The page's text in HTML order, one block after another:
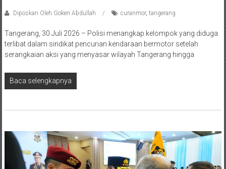
Diposkan Oleh:Goken Abdullah curanmor, tangerang
Tangerang, 30 Juli 2026 – Polisi menangkap kelompok yang diduga
terlibat dalam sindikat pencurian kendaraan bermotor setelah
serangkaian aksi yang menyasar wilayah Tangerang hingga
Baca selengkapnya